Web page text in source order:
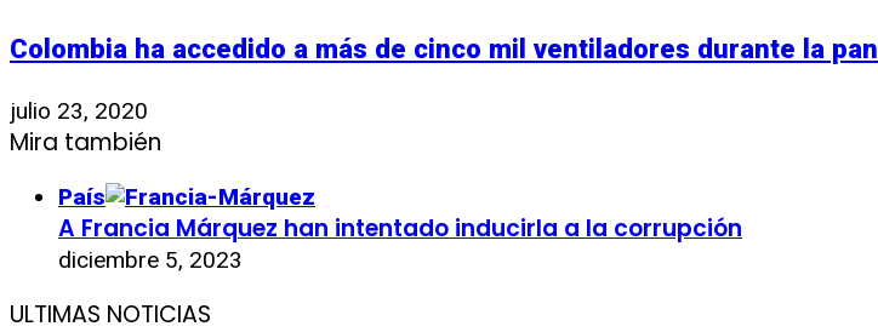
Colombia ha accedido a más de cinco mil ventiladores durante la
julio 23, 2020
Mira también
País
A Francia Márquez han intentado inducirla a la corrupción
diciembre 5, 2023
ULTIMAS NOTICIAS